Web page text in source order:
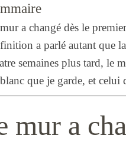
a changé dès le
a parlé autant que
semaines plus tard, le
que je garde, et celui
mur a